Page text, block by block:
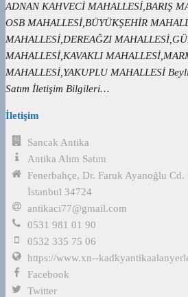
ADNAN KAHVECİ MAHALLESİ,BARIŞ
OSB MAHALLESİ,BÜYÜKŞEHİR
MAHALLESİ,DEREAĞZI
MAHALLESİ,KAVAKLI
MAHALLESİ,YAKUPLU MAHALLESİ
Satım İletişim Bilgileri…
İletişim
Sancak Antika
Antika Alım Satım
Fenerbahçe, Dr. Faruk Ayanoğlu
İstanbul 34724
antikaci77@gmail.com
0531 981 01 90
0532 335 75 06
https://www.xn--
Facebook
Twitter